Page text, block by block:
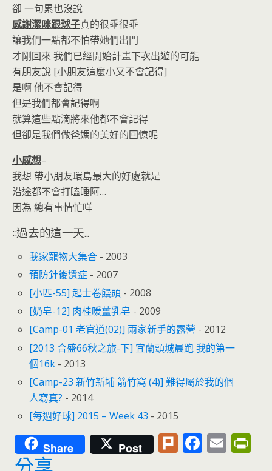
卻 一句累也沒說
感謝潔咪跟球子真的很乖很乖
讓我們一點都不怕帶她們出門
才剛回來 我們已經開始計畫下次出遊的可能
有朋友說 [小朋友這麼小又不會記得]
是啊 他不會記得
但是我們都會記得啊
就算這些點滴將來他都不會記得
但卻是我們做爸媽的美好的回憶呢
小感想–
我想 帶小朋友環島最大的好處就是
沿途都不會打瞌睡阿…
因為 總有事情忙咩
::過去的這一天...
我家寵物大集合 - 2003
預防針後遺症 - 2007
[小匹-55] 起士卷饅頭 - 2008
[奶皂-12] 肉桂暖薑乳皂 - 2009
[Camp-01 老官道(02)] 兩家新手的露營 - 2012
[2013 合盛66秋之旅-下] 宜蘭頭城晨跑 我的第一
個16k - 2013
[Camp-23 新竹新埔 箭竹窩 (4)] 難得屬於我的個
人寫真? - 2014
[每週好球] 2015 – Week 43 - 2015
Share Post Pl F E
分享